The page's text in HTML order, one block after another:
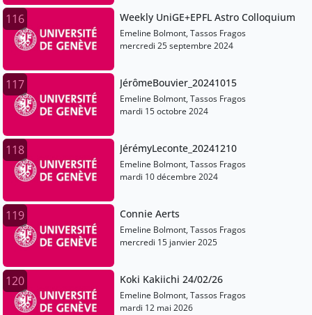
116 Weekly UniGE+EPFL Astro Colloquium
Emeline Bolmont, Tassos Fragos
mercredi 25 septembre 2024
117 JérômeBouvier_20241015
Emeline Bolmont, Tassos Fragos
mardi 15 octobre 2024
118 JérémyLeconte_20241210
Emeline Bolmont, Tassos Fragos
mardi 10 décembre 2024
119 Connie Aerts
Emeline Bolmont, Tassos Fragos
mercredi 15 janvier 2025
120 Koki Kakiichi 24/02/26
Emeline Bolmont, Tassos Fragos
mardi 12 mai 2026